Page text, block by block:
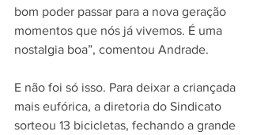
bom poder passar para a nova geração
momentos que nós já vivemos. É uma
nostalgia boa”, comentou Andrade.
E não foi só isso. Para deixar a criançada
mais eufórica, a diretoria do Sindicato
sorteou 13 bicicletas, fechando a grande